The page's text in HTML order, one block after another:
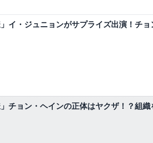
」イ・ジュニョンがサプライズ出演！チ
」チョン・ヘインの正体はヤクザ！？組